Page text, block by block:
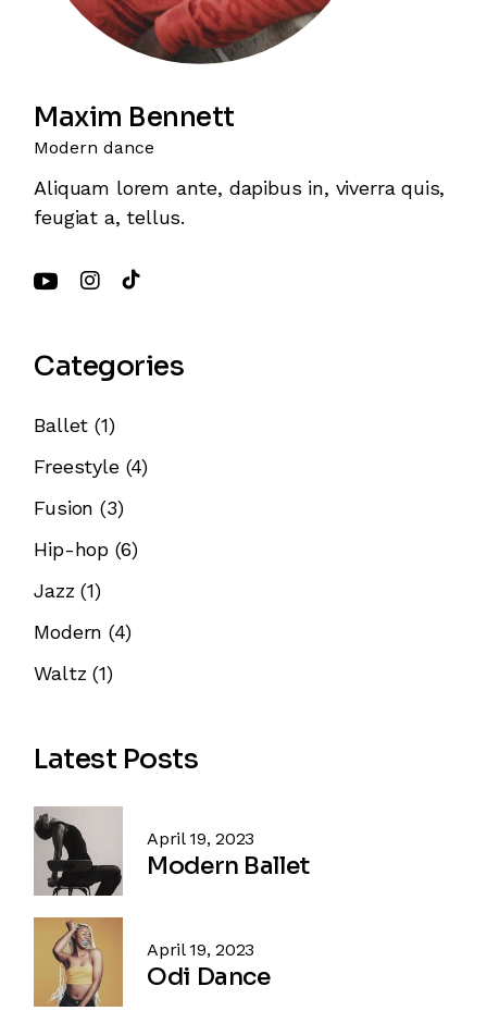
Maxim Bennett
Modern dance
Aliquam lorem ante, dapibus in, viverra quis,
feugiat a, tellus.
Categories
Ballet (1)
Freestyle(4)
Fusion (3)
Hip-hop (6)
Jazz (1)
Modern (4)
Waltz (1)
Latest Posts
Modern Ballet
April 19, 2023
Odi Dance
April 19, 2023